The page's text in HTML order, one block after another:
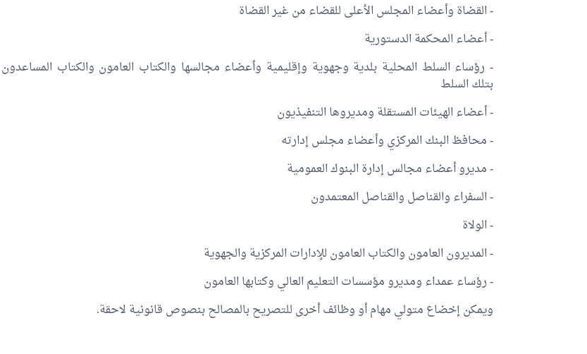
- القضاة وأعضاء المجلس الأعلى للقضاء من غير القضاة
- أعضاء المحكمة الدستورية
- رؤساء السلط المحلية بلدية وجهوية وإقليمية وأعضاء مجالسها والكتاب العامون والكتاب المساعدون
بتلك السلط
- أعضاء الهيئات المستقلة ومديروها التنفيذيون
- محافظ البنك المركزي وأعضاء مجلس إدارته
- مديرو أعضاء مجالس إدارة البنوك العمومية
- السفراء والقناصل والقناصل المعتمدون
- الولاة
- المديرون العامون والكتاب العامون للإدارات المركزية والجهوية
- رؤساء عمداء ومديرو مؤسسات التعليم العالي وكتابها العامون
ويمكن إخضاع متولي مهام أو وظائف أخرى للتصريح بالمصالح بنصوص قانونية لاحقة.